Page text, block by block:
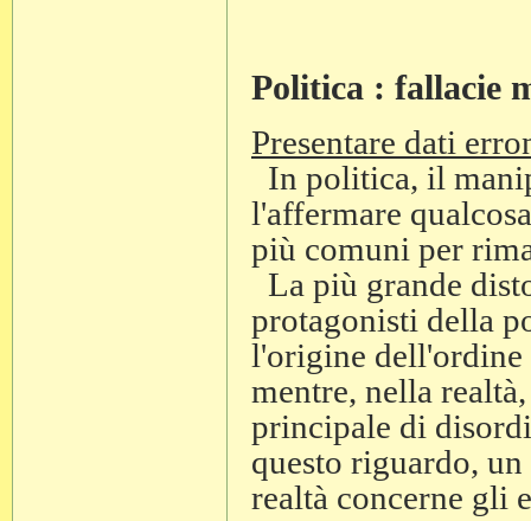
Politica : fallacie
Presentare dati
In politica, il
l'affermare
più comuni per
La più grande
protagonisti della
l'origine dell'ordine
mentre, nella
principale di
questo riguardo,
realtà concerne gli